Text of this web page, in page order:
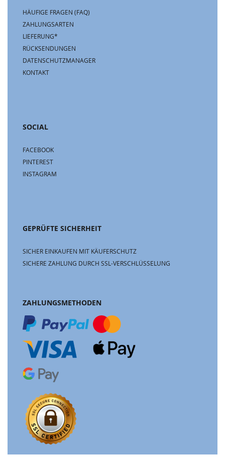
HÄUFIGE FRAGEN (FAQ)
ZAHLUNGSARTEN
LIEFERUNG*
RÜCKSENDUNGEN
DATENSCHUTZMANAGER
KONTAKT
SOCIAL
FACEBOOK
PINTEREST
INSTAGRAM
GEPRÜFTE SICHERHEIT
SICHER EINKAUFEN MIT KÄUFERSCHUTZ
SICHERE ZAHLUNG DURCH SSL-VERSCHLÜSSELUNG
ZAHLUNGSMETHODEN